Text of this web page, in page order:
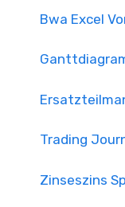
Bwa Excel
Trading
Zinseszins